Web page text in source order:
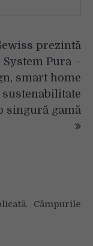
prezintă
System Pura –
smart home
sustenabilitate
singură gamă
Câmpurile